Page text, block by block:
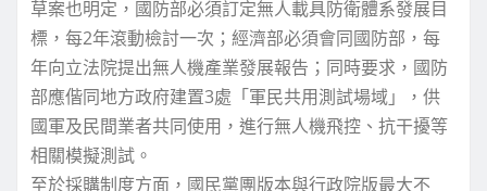
草案也明定，國防部必須訂定無人載具防衛體系發展目
標，每2年滾動檢討一次；經濟部必須會同國防部，每
年向立法院提出無人機產業發展報告；同時要求，國防
部應偕同地方政府建置3處「軍民共用測試場域」，供
國軍及民間業者共同使用，進行無人機飛控、抗干擾等
相關模擬測試。
至於採購制度方面，國民黨團版本與行政院版最大不